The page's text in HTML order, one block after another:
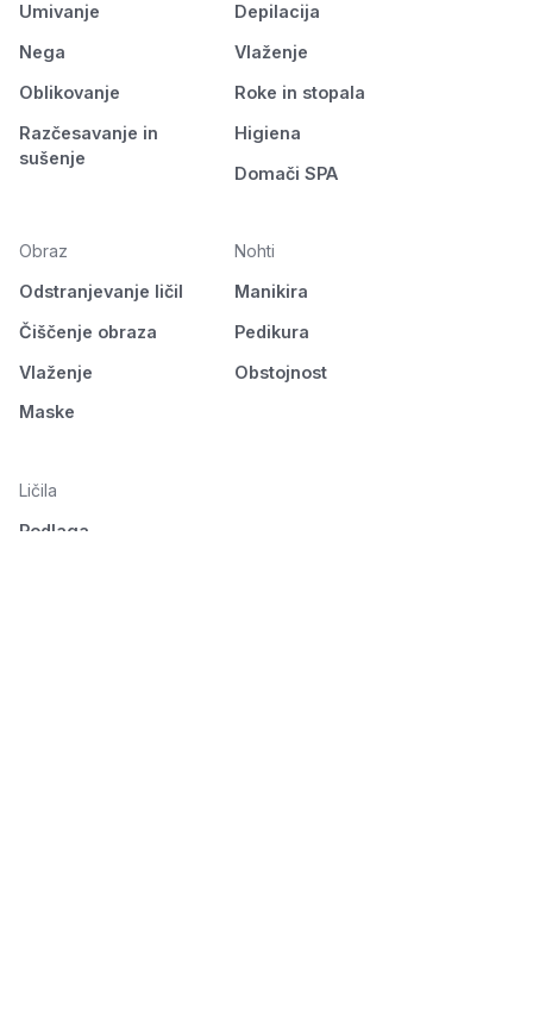
Umivanje
Nega
Oblikovanje
Razčesavanje in
sušenje
Depilacija
Vlaženje
Roke in stopala
Higiena
Domači SPA
Obraz
Odstranjevanje ličil
Čiščenje obraza
Vlaženje
Maske
Nohti
Manikira
Pedikura
Obstojnost
Ličila
Podlaga